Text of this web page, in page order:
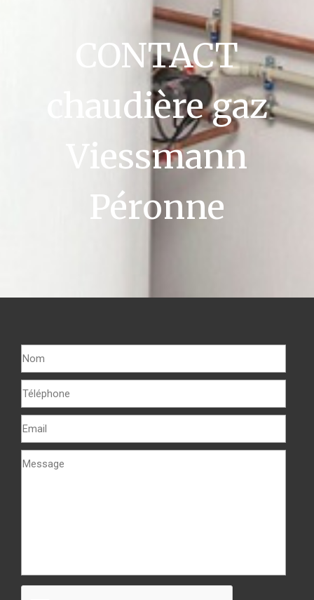
CONTACT
chaudière gaz
Viessmann
Péronne